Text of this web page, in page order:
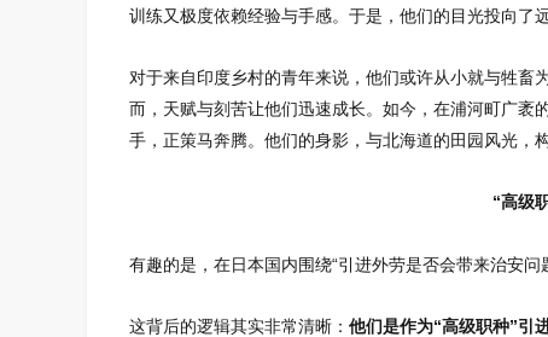
训练又极度依赖经验与手感。于是，他们的目光投向了
对于来自印度乡村的青年来说，他们或许从小就与牲畜
而，天赋与刻苦让他们迅速成长。如今，在浦河町广袤
手，正策马奔腾。他们的身影，与北海道的田园风光，
“高级
有趣的是，在日本国内围绕“引进外劳是否会带来治安问
这背后的逻辑其实非常清晰： 他们是作为“高级职种”引进